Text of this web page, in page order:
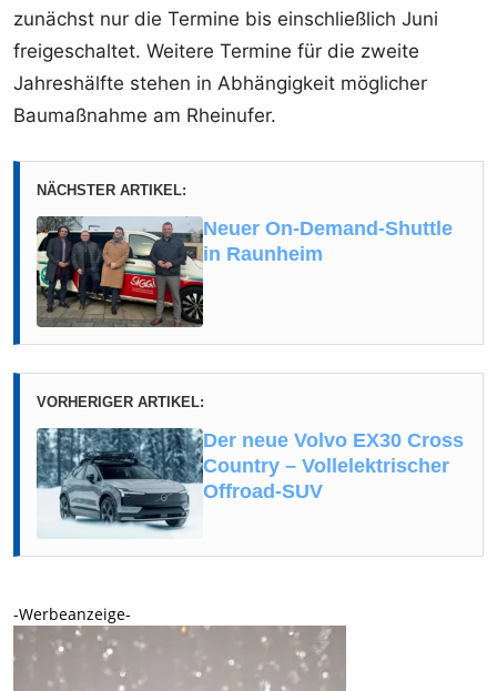
zunächst nur die Termine bis einschließlich Juni
freigeschaltet. Weitere Termine für die zweite
Jahreshälfte stehen in Abhängigkeit möglicher
Baumaßnahme am Rheinufer.
NÄCHSTER ARTIKEL:
Neuer On-Demand-Shuttle
in Raunheim
VORHERIGER ARTIKEL:
Der neue Volvo EX30 Cross
Country – Vollelektrischer
Offroad-SUV
-Werbeanzeige-